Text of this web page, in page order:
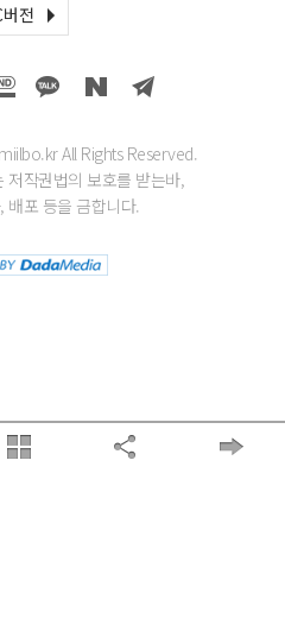
전
All Rights Reserved.
저작권법의 보호를 받는바,
배포 등을 금합니다.